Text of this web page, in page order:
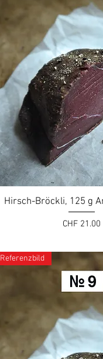
Hirsch-Bröckli, 125 g
Preis
CHF 21.00
Referenzbild